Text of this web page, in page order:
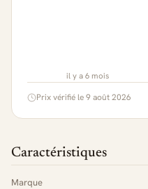
il y a 6 mois
Prix vérifié le 9 août 2026
Caractéristiques
Marque